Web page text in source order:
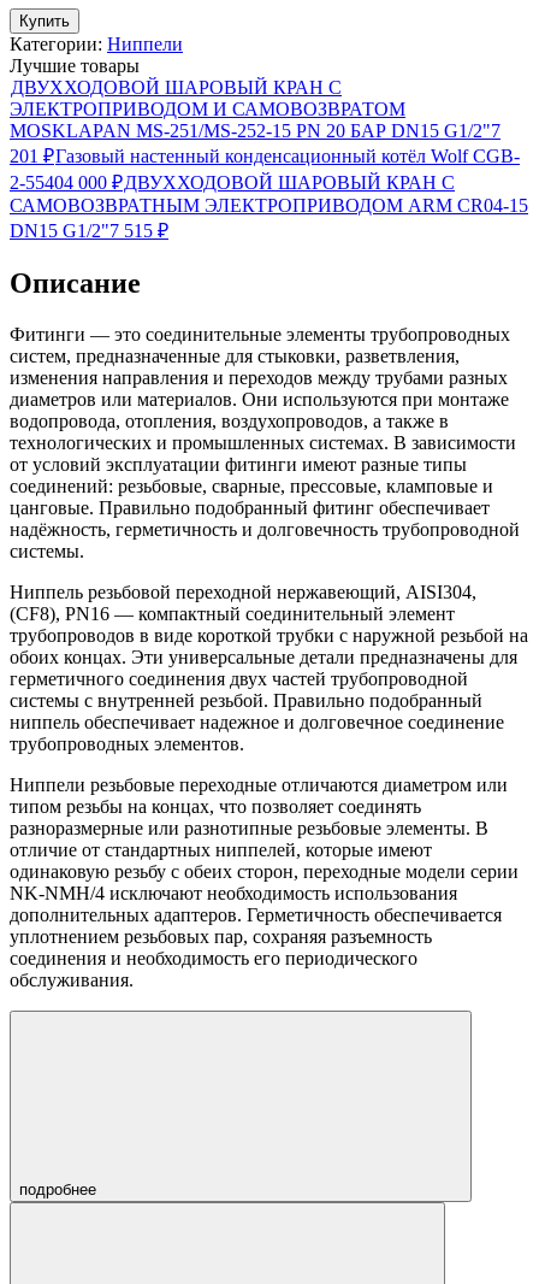
Купить
Категории: Ниппели
Лучшие товары
ДВУХХОДОВОЙ ШАРОВЫЙ КРАН С
ЭЛЕКТРОПРИВОДОМ И САМОВОЗВРАТОМ
MOSKLAPAN MS-251/MS-252-15 PN 20 БАР DN15 G1/2"7
201 ₽Газовый настенный конденсационный котёл Wolf CGB-
2-55404 000 ₽ДВУХХОДОВОЙ ШАРОВЫЙ КРАН С
САМОВОЗВРАТНЫМ ЭЛЕКТРОПРИВОДОМ ARM CR04-15
DN15 G1/2"7 515 ₽
Описание
Фитинги — это соединительные элементы трубопроводных
систем, предназначенные для стыковки, разветвления,
изменения направления и переходов между трубами разных
диаметров или материалов. Они используются при монтаже
водопровода, отопления, воздухопроводов, а также в
технологических и промышленных системах. В зависимости
от условий эксплуатации фитинги имеют разные типы
соединений: резьбовые, сварные, прессовые, кламповые и
цанговые. Правильно подобранный фитинг обеспечивает
надёжность, герметичность и долговечность трубопроводной
системы.
Ниппель резьбовой переходной нержавеющий, AISI304,
(CF8), PN16 — компактный соединительный элемент
трубопроводов в виде короткой трубки с наружной резьбой на
обоих концах. Эти универсальные детали предназначены для
герметичного соединения двух частей трубопроводной
системы с внутренней резьбой. Правильно подобранный
ниппель обеспечивает надежное и долговечное соединение
трубопроводных элементов.
Ниппели резьбовые переходные отличаются диаметром или
типом резьбы на концах, что позволяет соединять
разноразмерные или разнотипные резьбовые элементы. В
отличие от стандартных ниппелей, которые имеют
одинаковую резьбу с обеих сторон, переходные модели серии
NK-NMH/4 исключают необходимость использования
дополнительных адаптеров. Герметичность обеспечивается
уплотнением резьбовых пар, сохраняя разъемность
соединения и необходимость его периодического
обслуживания.
подробнее